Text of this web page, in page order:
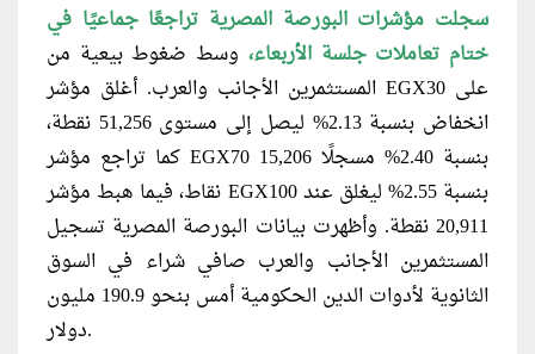
سجلت مؤشرات البورصة المصرية تراجعًا جماعيًا في
ختام تعاملات جلسة الأربعاء، وسط ضغوط بيعية من
المستثمرين الأجانب والعرب. أغلق مؤشر EGX30 على
انخفاض بنسبة 2.13% ليصل إلى مستوى 51,256 نقطة،
كما تراجع مؤشر EGX70 بنسبة 2.40% مسجلًا 15,206
نقاط، فيما هبط مؤشر EGX100 بنسبة 2.55% ليغلق عند
20,911 نقطة. وأظهرت بيانات البورصة المصرية تسجيل
المستثمرين الأجانب والعرب صافي شراء في السوق
الثانوية لأدوات الدين الحكومية أمس بنحو 190.9 مليون
دولار.